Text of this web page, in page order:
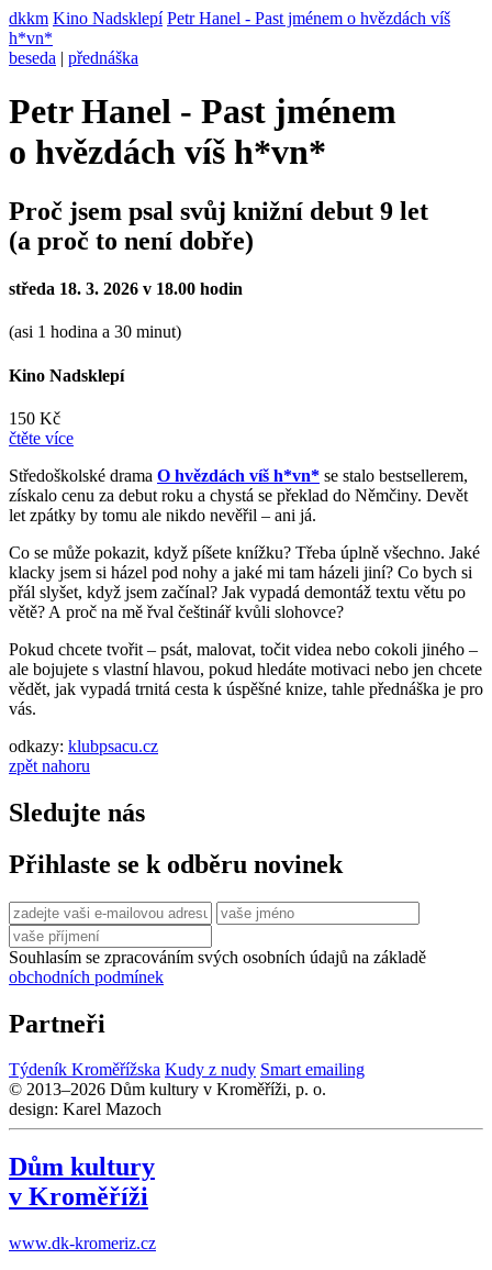
dkkm Kino Nadsklepí Petr Hanel - Past jménem o hvězdách víš
h*vn*
beseda | přednáška
Petr Hanel - Past jménem
o hvězdách víš h*vn*
Proč jsem psal svůj knižní debut 9 let
(a proč to není dobře)
středa 18. 3. 2026 v 18.00 hodin
(asi 1 hodina a 30 minut)
Kino Nadsklepí
150 Kč
čtěte více
Středoškolské drama O hvězdách víš h*vn* se stalo bestsellerem,
získalo cenu za debut roku a chystá se překlad do Němčiny. Devět
let zpátky by tomu ale nikdo nevěřil – ani já.
Co se může pokazit, když píšete knížku? Třeba úplně všechno. Jaké
klacky jsem si házel pod nohy a jaké mi tam házeli jiní? Co bych si
přál slyšet, když jsem začínal? Jak vypadá demontáž textu větu po
větě? A proč na mě řval češtinář kvůli slohovce?
Pokud chcete tvořit – psát, malovat, točit videa nebo cokoli jiného –
ale bojujete s vlastní hlavou, pokud hledáte motivaci nebo jen chcete
vědět, jak vypadá trnitá cesta k úspěšné knize, tahle přednáška je pro
vás.
odkazy: klubpsacu.cz
zpět nahoru
Sledujte nás
Přihlaste se k odběru novinek
Souhlasím se zpracováním svých osobních údajů na základě
obchodních podmínek
Partneři
Týdeník Kroměřížska Kudy z nudy Smart emailing
© 2013–2026 Dům kultury v Kroměříži, p. o.
design: Karel Mazoch
Dům kultury
v Kroměříži
www.dk-kromeriz.cz